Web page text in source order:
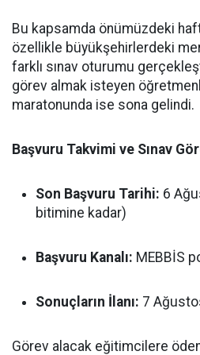
Bu kapsamda önümüzdeki
özellikle büyükşehirlerdeki
farklı sınav oturumu
görev almak isteyen
maratonunda ise sona gelindi.
Başvuru Takvimi ve Sınav
Son Başvuru Tarihi: 6
bitimine kadar)
Başvuru Kanalı: MEBBİS
Sonuçların İlanı: 7
Görev alacak eğitimcilere